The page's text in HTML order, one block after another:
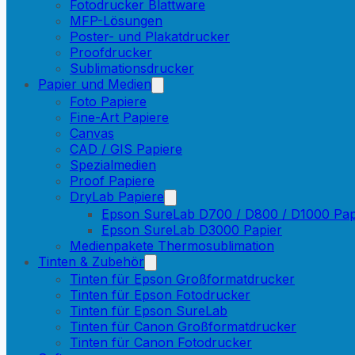
Fotodrucker Blattware
MFP-Lösungen
Poster- und Plakatdrucker
Proofdrucker
Sublimationsdrucker
Papier und Medien
Foto Papiere
Fine-Art Papiere
Canvas
CAD / GIS Papiere
Spezialmedien
Proof Papiere
DryLab Papiere
Epson SureLab D700 / D800 / D1000
Epson SureLab D3000 Papier
Medienpakete Thermosublimation
Tinten & Zubehör
Tinten für Epson Großformatdrucker
Tinten für Epson Fotodrucker
Tinten für Epson SureLab
Tinten für Canon Großformatdrucker
Tinten für Canon Fotodrucker